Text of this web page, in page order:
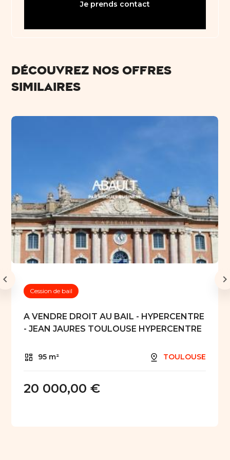
Je prends contact
Découvrez nos offres
similaires
Cession de bail
A VENDRE DROIT AU BAIL - HYPERCENTRE
- JEAN JAURES TOULOUSE HYPERCENTRE
95 m² TOULOUSE
20 000,00 €